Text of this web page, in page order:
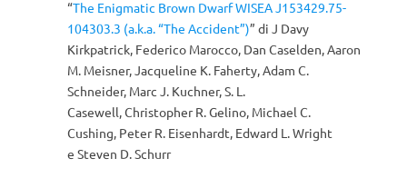
“The Enigmatic Brown Dwarf WISEA J153429.75-
104303.3 (a.k.a. “The Accident”)” di J Davy
Kirkpatrick, Federico Marocco, Dan Caselden, Aaron
M. Meisner, Jacqueline K. Faherty, Adam C.
Schneider, Marc J. Kuchner, S. L.
Casewell, Christopher R. Gelino, Michael C.
Cushing, Peter R. Eisenhardt, Edward L. Wright
e Steven D. Schurr